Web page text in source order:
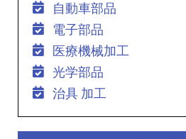
自動車部品
電子部品
医療機械加工
光学部品
治具 加工